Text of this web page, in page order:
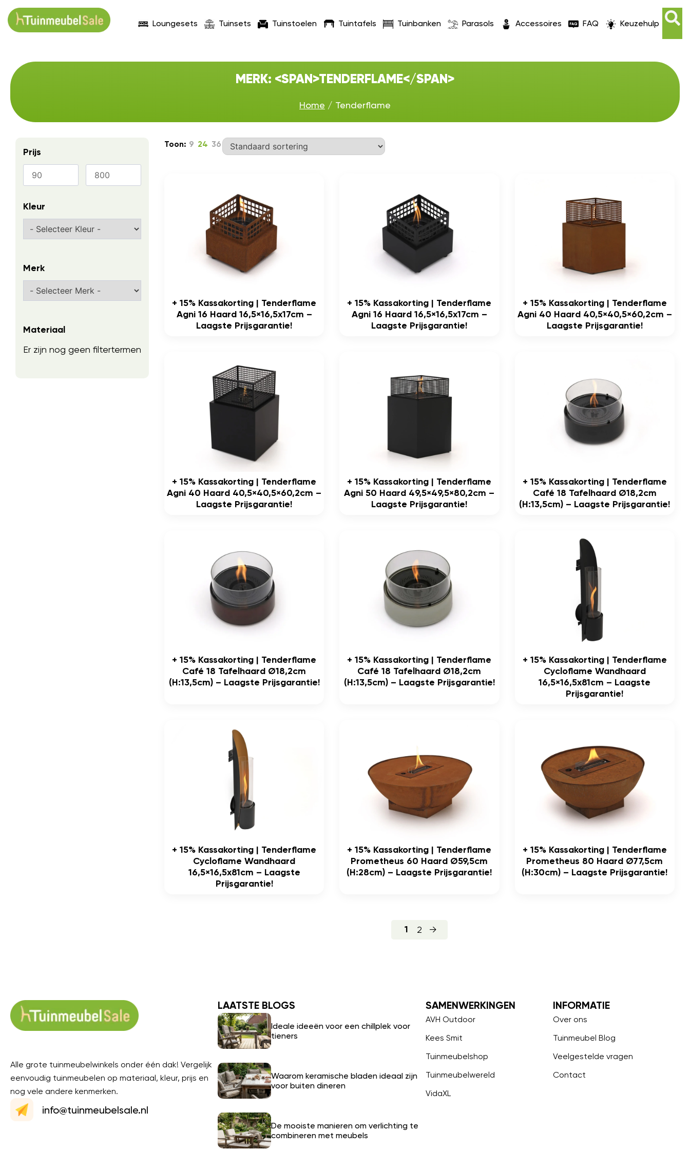
Loungesets Tuinsets Tuinstoelen Tuintafels Tuinbanken Parasols Accessoires FAQ Keuzehulp
MERK: <SPAN>TENDERFLAME</SPAN>
Home / Tenderflame
Prijs
Kleur
Merk
Materiaal
Er zijn nog geen filtertermen
Toon: 9 24 36
+ 15% Kassakorting | Tenderflame
Agni 16 Haard 16,5×16,5x17cm –
Laagste Prijsgarantie!
+ 15% Kassakorting | Tenderflame
Agni 16 Haard 16,5×16,5x17cm –
Laagste Prijsgarantie!
+ 15% Kassakorting | Tenderflame
Agni 40 Haard 40,5×40,5×60,2cm –
Laagste Prijsgarantie!
+ 15% Kassakorting | Tenderflame
Agni 40 Haard 40,5×40,5×60,2cm –
Laagste Prijsgarantie!
+ 15% Kassakorting | Tenderflame
Agni 50 Haard 49,5×49,5×80,2cm –
Laagste Prijsgarantie!
+ 15% Kassakorting | Tenderflame
Café 18 Tafelhaard Ø18,2cm
(h:13,5cm) – Laagste Prijsgarantie!
+ 15% Kassakorting | Tenderflame
Café 18 Tafelhaard Ø18,2cm
(h:13,5cm) – Laagste Prijsgarantie!
+ 15% Kassakorting | Tenderflame
Café 18 Tafelhaard Ø18,2cm
(h:13,5cm) – Laagste Prijsgarantie!
+ 15% Kassakorting | Tenderflame
Cycloflame Wandhaard
16,5×16,5x81cm – Laagste
Prijsgarantie!
+ 15% Kassakorting | Tenderflame
Cycloflame Wandhaard
16,5×16,5x81cm – Laagste
Prijsgarantie!
+ 15% Kassakorting | Tenderflame
Prometheus 60 Haard Ø59,5cm
(h:28cm) – Laagste Prijsgarantie!
+ 15% Kassakorting | Tenderflame
Prometheus 80 Haard Ø77,5cm
(h:30cm) – Laagste Prijsgarantie!
1 2 →
Alle grote tuinmeubelwinkels onder één dak! Vergelijk
eenvoudig tuinmeubelen op materiaal, kleur, prijs en
nog vele andere kenmerken.
info@tuinmeubelsale.nl
LAATSTE BLOGS
Ideale ideeën voor een chillplek voor
tieners
Waarom keramische bladen ideaal zijn
voor buiten dineren
De mooiste manieren om verlichting te
combineren met meubels
SAMENWERKINGEN
AVH Outdoor
Kees Smit
Tuinmeubelshop
Tuinmeubelwereld
VidaXL
INFORMATIE
Over ons
Tuinmeubel Blog
Veelgestelde vragen
Contact